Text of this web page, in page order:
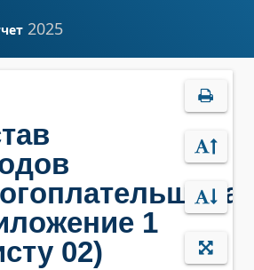
2025
1
02)